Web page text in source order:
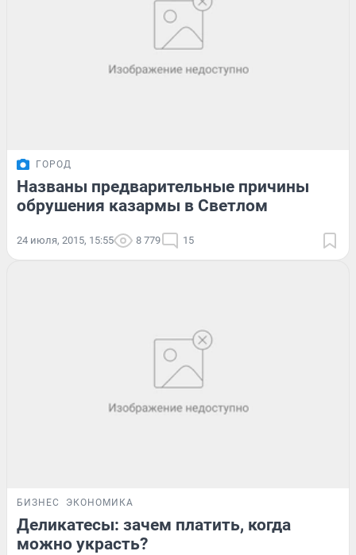
ГОРОД
Названы предварительные причины
обрушения казармы в Светлом
24 июля, 2015, 15:55 8 779 15
БИЗНЕС ЭКОНОМИКА
Деликатесы: зачем платить, когда
можно украсть?